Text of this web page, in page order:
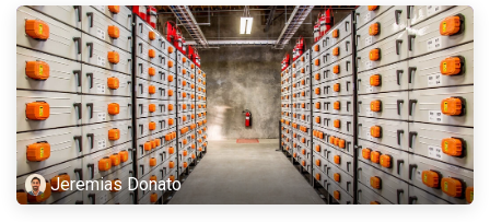
Jeremias Donato